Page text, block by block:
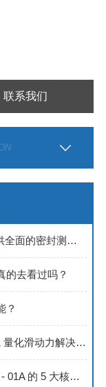
联系我们
TST拉伸试验机：为医疗包装行业提供全面的密封测试解决方案
的去看过吗？
？
高粘度生物药推注阻力优化：MST-01 量化滑动力解决方案
玻璃耐水性测试设备选型指南：GHR - 01A 的 5 大核心优势解析